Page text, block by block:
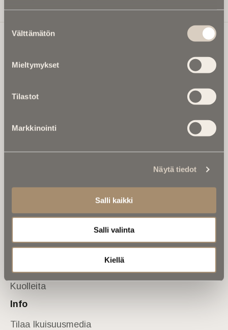
valinta
Välttämätön
Mieltymykset
Tilastot
Markkinointi
Näytä tiedot
Salli kaikki
Salli valinta
Kiellä
Tilaa Uutiskirje
Ikuisuusmedia
valtakunnallinen mediabrändi. Julkaisemme uusimmat
kuolinuutiset ja kuolintiedot.
Anna palautetta
Muistokirjoituksia
Kuolema koskettaa
Asiantuntijoilta
Kuolleita
Info
Tilaa Ikuisuusmedia